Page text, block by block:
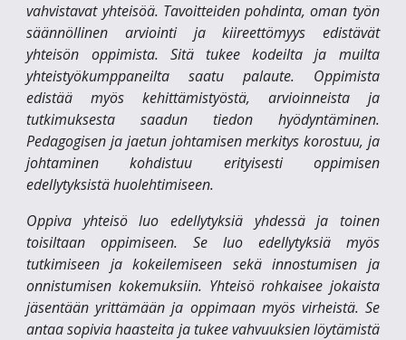
vahvistavat yhteisöä. Tavoitteiden pohdinta, oman työn
säännöllinen arviointi ja kiireettömyys edistävät
yhteisön oppimista. Sitä tukee kodeilta ja muilta
yhteistyökumppaneilta saatu palaute. Oppimista
edistää myös kehittämistyöstä, arvioinneista ja
tutkimuksesta saadun tiedon hyödyntäminen.
Pedagogisen ja jaetun johtamisen merkitys korostuu, ja
johtaminen kohdistuu erityisesti oppimisen
edellytyksistä huolehtimiseen.
Oppiva yhteisö luo edellytyksiä yhdessä ja toinen
toisiltaan oppimiseen. Se luo edellytyksiä myös
tutkimiseen ja kokeilemiseen sekä innostumisen ja
onnistumisen kokemuksiin. Yhteisö rohkaisee jokaista
jäsentään yrittämään ja oppimaan myös virheistä. Se
antaa sopivia haasteita ja tukee vahvuuksien löytämistä